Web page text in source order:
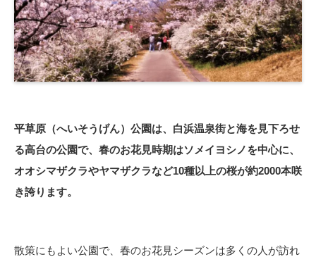
平草原（へいそうげん）公園は、白浜温泉街と海を見下ろせ
る高台の公園で、春のお花見時期はソメイヨシノを中心に、
オオシマザクラやヤマザクラなど10種以上の桜が約2000本咲
き誇ります。
散策にもよい公園で、春のお花見シーズンは多くの人が訪れ